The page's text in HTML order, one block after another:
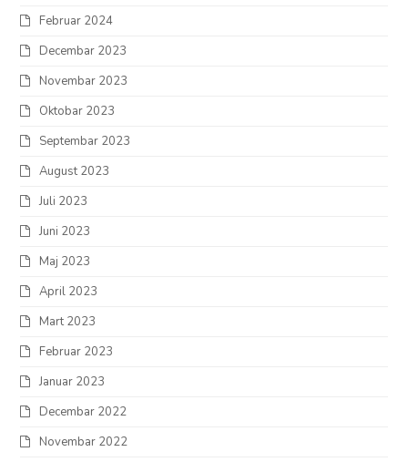
Februar 2024
Decembar 2023
Novembar 2023
Oktobar 2023
Septembar 2023
August 2023
Juli 2023
Juni 2023
Maj 2023
April 2023
Mart 2023
Februar 2023
Januar 2023
Decembar 2022
Novembar 2022